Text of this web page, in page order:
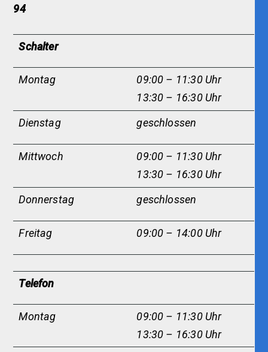
94
Schalter
Montag
09:00 – 11:30 Uhr
13:30 – 16:30 Uhr
Dienstag
geschlossen
Mittwoch
09:00 – 11:30 Uhr
13:30 – 16:30 Uhr
Donnerstag
geschlossen
Freitag 09:00 – 14:00 Uhr
Telefon
Montag
09:00 – 11:30 Uhr
13:30 – 16:30 Uhr